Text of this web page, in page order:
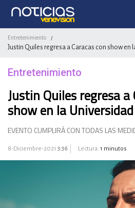
Entretenimiento /
Justin Quiles regresa a Caracas con show en
Entretenimiento
Justin Quiles regresa a
show en la
EVENTO CUMPLIRÁ CON TODAS LAS
8-Diciembre-2021 3:36 Lectura: 1 minutos